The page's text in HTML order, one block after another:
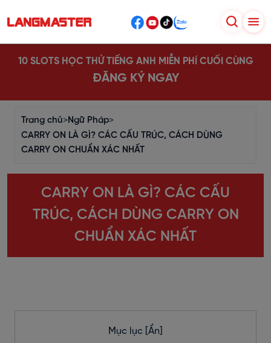
10 SLOTS HỌC THỬ TIẾNG ANH MIỄN PHÍ CUỐI CÙNG
ĐĂNG KÝ NGAY
Trang chủ>Ngữ Pháp>
CARRY ON LÀ GÌ? CÁC CẤU TRÚC, CÁCH DÙNG
CARRY ON CHUẨN XÁC NHẤT
CARRY ON LÀ GÌ? CÁC CẤU
TRÚC, CÁCH DÙNG CARRY ON
CHUẨN XÁC NHẤT
Mục lục [Ẩn]